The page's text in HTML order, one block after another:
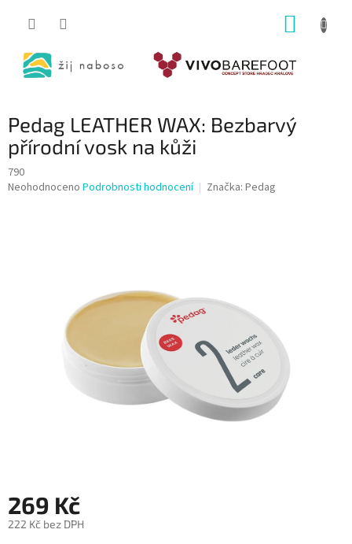
Pedag LEATHER WAX: Bezbarvý
přírodní vosk na kůži
790
Průměrné
Neohodnoceno Podrobnosti hodnocení Značka: Pedag
269 Kč
222 Kč bez DPH